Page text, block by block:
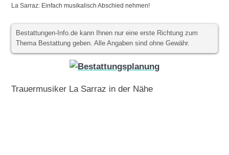
La Sarraz: Einfach musikalisch Abschied nehmen!
Bestattungen-Info.de kann Ihnen nur eine erste Richtung zum
Thema Bestattung geben. Alle Angaben sind ohne Gewähr.
Trauermusiker La Sarraz in der Nähe